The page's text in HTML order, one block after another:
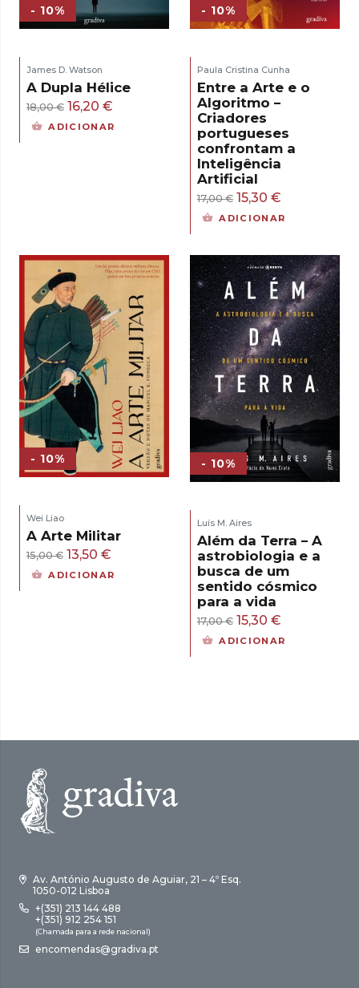
- 10%
James D. Watson
A Dupla Hélice
18,00€ O
preço
16,20 €
preço
ADICIONAR
- 10%
Paula Cristina Cunha
Entre a Arte e o
Algoritmo –
Criadores
portugueses
confrontam a
Inteligência
Artificial
17,00€ O
preço
era:
17,00 €.
15,30 €O
preço
é:
15,30 €.
ADICIONAR
- 10%
Wei Liao
A Arte Militar
15,00€ O
preço
13,50 €
preço
ADICIONAR
- 10%
Luís M. Aires
Além da Terra – A
astrobiologia e a
busca de um
sentido cósmico
para a vida
17,00€ O
preço
15,30 €O
preço
ADICIONAR
Av. António Augusto de Aguiar, 21 – 4º Esq.
1050-012 Lisboa
+(351) 213 144 488
+(351) 912 254 151
(Chamada para a rede nacional)
encomendas@gradiva.pt